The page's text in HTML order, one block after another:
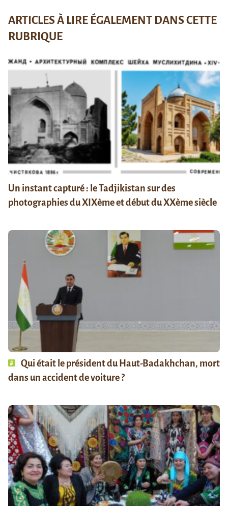
ARTICLES À LIRE ÉGALEMENT DANS CETTE
RUBRIQUE
Un instant capturé : le Tadjikistan sur des
photographies du XIXème et début du XXème siècle
Qui était le président du Haut-Badakhchan, mort
dans un accident de voiture ?